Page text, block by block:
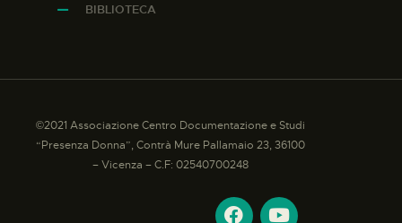
BIBLIOTECA
©2021 Associazione Centro Documentazione e Studi
“Presenza Donna”, Contrà Mure Pallamaio 23, 36100
– Vicenza – C.F: 02540700248